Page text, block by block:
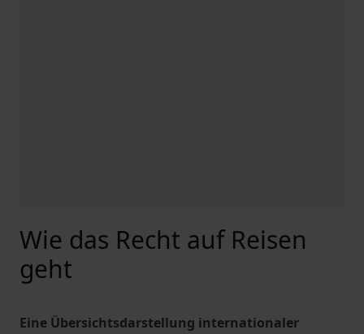
Wie das Recht auf Reisen
geht
Eine Übersichtsdarstellung internationaler